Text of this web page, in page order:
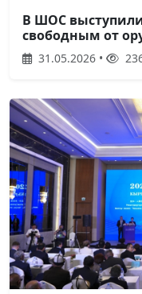
В ШОС
свободным от
31.05.2026 •